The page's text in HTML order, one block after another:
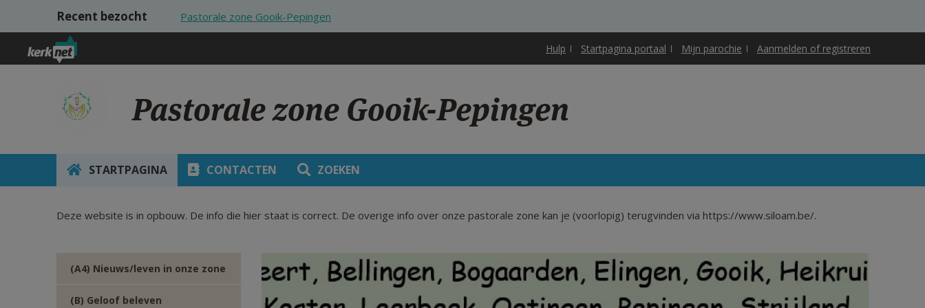
Overslaan en naar de inhoud gaan
Recent bezocht Pastorale zone Gooik-Pepingen
Hulp Startpagina portaal Mijn parochie Aanmelden of registreren
Pastorale zone Gooik-Pepingen
STARTPAGINA CONTACTEN ZOEKEN
Deze website is in opbouw. De info die hier staat is correct. De overige info over onze pastorale zone kan je (voorlopig) terugvinden via https://www.siloam.be/.
(A4) Nieuws/leven in onze zone
(B) Geloof beleven